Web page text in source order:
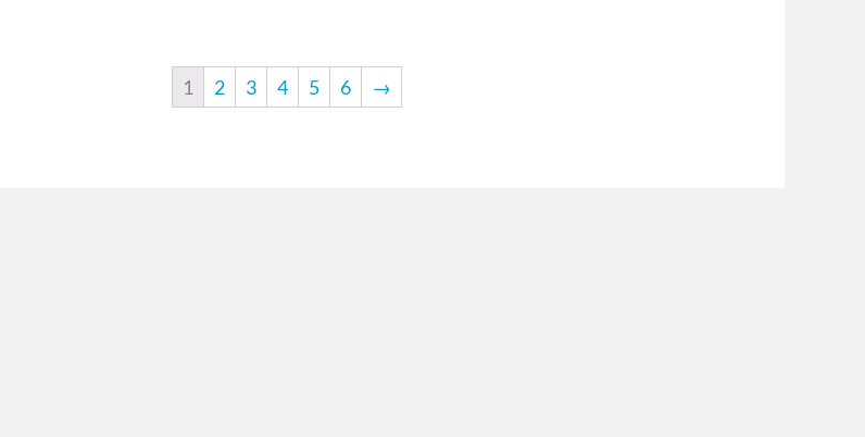
1 2 3 4 5 6 →